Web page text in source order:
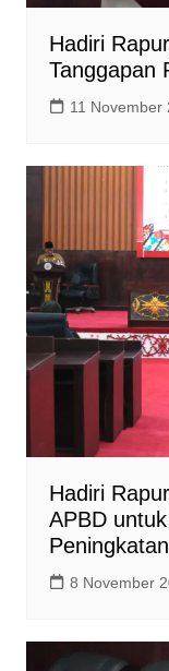
Hadiri
Tanggapan
11 November
Hadiri
APBD
8 November